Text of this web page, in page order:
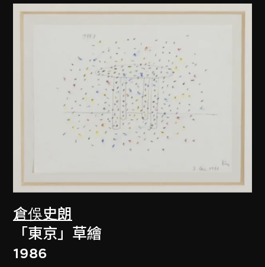
倉俁史朗
「東京」草繪
1986